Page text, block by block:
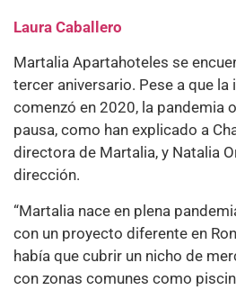
Laura Caballero
Martalia Apartahoteles se
tercer aniversario. Pese a que
comenzó en 2020, la pandemia
pausa, como han explicado a
directora de Martalia, y Natalia
dirección.
“Martalia nace en plena
con un proyecto diferente en
había que cubrir un nicho de
con zonas comunes como